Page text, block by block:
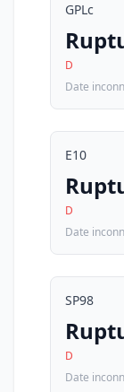
GPLc
D
Date
E10
D
Date
SP98
D
Date